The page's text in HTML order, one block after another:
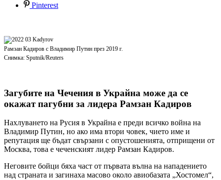
Pinterest
Рамзан Кадиров с Владимир Путин през 2019 г.
Снимка: Sputnik/Reuters
Загубите на Чечения в Украйна може да се
окажат пагубни за лидера Рамзан Кадиров
Нахлуването на Русия в Украйна е преди всичко война на
Владимир Путин, но ако има втори човек, чието име и
репутация ще бъдат свързани с опустошенията, отприщени от
Москва, това е чеченският лидер Рамзан Кадиров.
Неговите бойци бяха част от първата вълна на нападението
над страната и загинаха масово около авиобазата „Хостомел“,